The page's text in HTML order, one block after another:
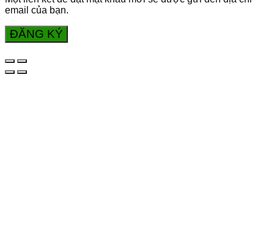
email của bạn.
ĐĂNG KÝ